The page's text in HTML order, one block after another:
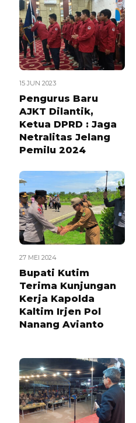
15 JUN 2023
Pengurus Baru
AJKT Dilantik,
Ketua DPRD : Jaga
Netralitas Jelang
Pemilu 2024
27 MEI 2024
Bupati Kutim
Terima Kunjungan
Kerja Kapolda
Kaltim Irjen Pol
Nanang Avianto